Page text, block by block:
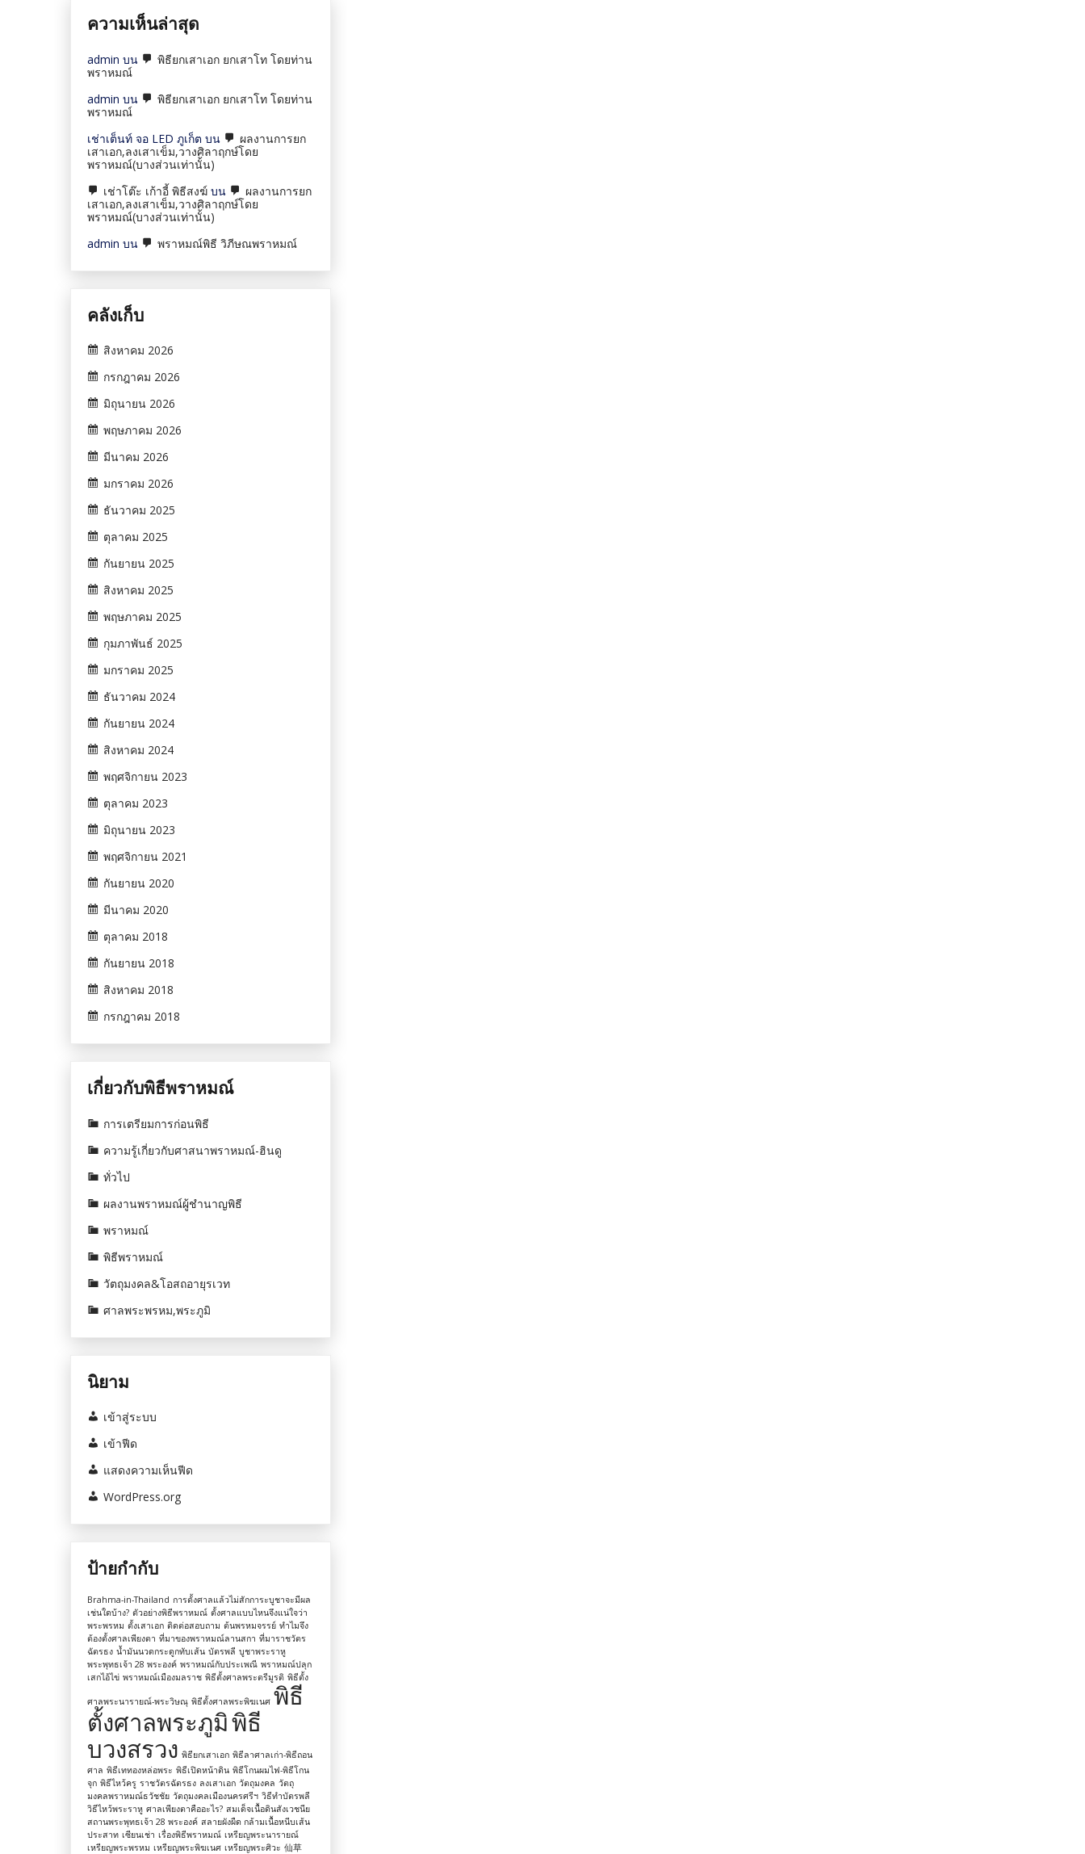
ความเห็นล่าสุด
admin บน
พิธียกเสาเอก ยกเสาโท โดยท่าน
พราหมณ์
admin บน
พิธียกเสาเอก ยกเสาโท โดยท่าน
พราหมณ์
เช่าเต็นท์ จอ LED ภูเก็ต บน
ผลงานการยก
เสาเอก,ลงเสาเข็ม,วางศิลาฤกษ์โดย
พราหมณ์(บางส่วนเท่านั้น)
เช่าโต๊ะ เก้าอี้ พิธีสงฆ์ บน
ผลงานการยก
เสาเอก,ลงเสาเข็ม,วางศิลาฤกษ์โดย
พราหมณ์(บางส่วนเท่านั้น)
admin บน พราหมณ์พิธี วิภีษณพราหมณ์
คลังเก็บ
สิงหาคม 2026
กรกฎาคม 2026
มิถุนายน 2026
พฤษภาคม 2026
มีนาคม 2026
มกราคม 2026
ธันวาคม 2025
ตุลาคม 2025
กันยายน 2025
สิงหาคม 2025
พฤษภาคม 2025
กุมภาพันธ์ 2025
มกราคม 2025
ธันวาคม 2024
กันยายน 2024
สิงหาคม 2024
พฤศจิกายน 2023
ตุลาคม 2023
มิถุนายน 2023
พฤศจิกายน 2021
กันยายน 2020
มีนาคม 2020
ตุลาคม 2018
กันยายน 2018
สิงหาคม 2018
กรกฎาคม 2018
เกี่ยวกับพิธีพราหมณ์
การเตรียมการก่อนพิธี
ความรู้เกี่ยวกับศาสนาพราหมณ์-ฮินดู
ทั่วไป
ผลงานพราหมณ์ผู้ชำนาญพิธี
พราหมณ์
พิธีพราหมณ์
วัตถุมงคล&โอสถอายุรเวท
ศาลพระพรหม,พระภูมิ
นิยาม
เข้าสู่ระบบ
เข้าฟีด
แสดงความเห็นฟีด
WordPress.org
ป้ายกำกับ
Brahma-in-Thailand การตั้งศาลแล้วไม่สักการะบูชาจะมีผล
เช่นใดบ้าง? ตัวอย่างพิธีพราหมณ์ ตั้งศาลแบบไหนจึงแน่ใจว่า
พระพรหม ตั้งเสาเอก ติดต่อสอบถาม ต้นพรหมจรรย์ ทำไมจึง
ต้องตั้งศาลเพียงตา ที่มาของพราหมณ์ลานสกา ที่มาราชวัตร
ฉัตรธง น้ำมันนวดกระดูกทับเส้น บัตรพลี บูชาพระราหู
พระพุทธเจ้า 28 พระองค์ พราหมณ์กับประเพณี พราหมณ์ปลุก
เสกไอ้ไข่ พราหมณ์เมืองมลราช พิธีตั้งศาลพระตรีมูรติ พิธีตั้ง
ศาลพระนารายณ์-พระวิษณุ พิธีตั้งศาลพระพิฆเนศ พิธี
ตั้งศาลพระภูมิพิธี
บวงสรวง พิธียกเสาเอก พิธีลาศาลเก่า-พิธีถอน
ศาล พิธีเททองหล่อพระ พิธีเปิดหน้าดิน พิธีโกนผมไฟ-พิธีโกน
จุก พิธีไหว้ครู ราชวัตรฉัตรธง ลงเสาเอก วัตถุมงคล วัตถุ
มงคลพราหมณ์ธวัชชัย วัตถุมงคลเมืองนครศรีฯ วิธีทำบัตรพลี
วิธีไหว้พระราหู ศาลเพียงตาคืออะไร? สมเด็จเนื้อดินสังเวชนีย
สถานพระพุทธเจ้า 28 พระองค์ สลายผังผืด กล้ามเนื้อหนีบเส้น
ประสาท เซียนเช่า เรื่องพิธีพราหมณ์ เหรียญพระนารายณ์
เหรียญพระพรหม เหรียญพระพิฆเนศ เหรียญพระศิวะ 仙草